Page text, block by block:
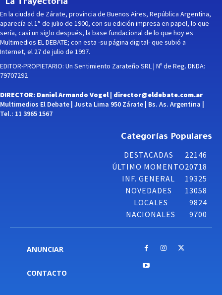
La Trayectoria
En la ciudad de Zárate, provincia de Buenos Aires, República Argentina,
aparecía el 1° de julio de 1900, con su edición impresa en papel, lo que
sería, casi un siglo después, la base fundacional de lo que hoy es
Multimedios EL DEBATE; con esta -su página digital- que subió a
Internet, el 27 de julio de 1997.
EDITOR-PROPIETARIO: Un Sentimiento Zarateño SRL | Nº de Reg. DNDA:
79707292
DIRECTOR: Daniel Armando Vogel | director@eldebate.com.ar
Multimedios El Debate | Justa Lima 950 Zárate | Bs. As. Argentina |
Tel.: 11 3965 1567
Categorías Populares
DESTACADAS
22146
ÚLTIMO MOMENTO20718
INF. GENERAL
19325
NOVEDADES
13058
LOCALES
9824
NACIONALES
9700
ANUNCIAR
CONTACTO